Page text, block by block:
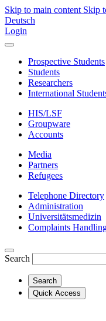
Skip to main content Skip
Deutsch
Login
Prospective Students
Students
Researchers
International
HIS/LSF
Groupware
Accounts
Media
Partners
Refugees
Telephone Directory
Administration
Universitätsmedizin
Complaints
Search
Search
Quick Access